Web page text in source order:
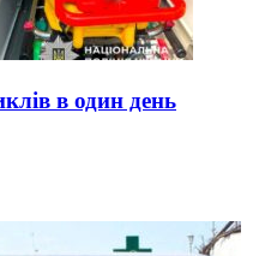
в один день